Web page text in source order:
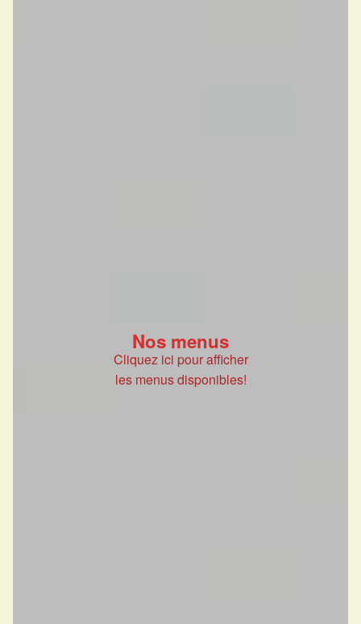
Nos menus
Cliquez ici pour afficher
les menus disponibles!